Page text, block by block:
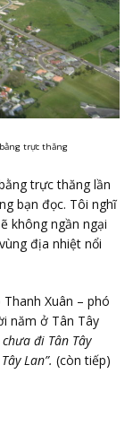
trực thăng
trực thăng lần
bạn đọc. Tôi nghĩ
không ngần ngại
địa nhiệt nổi
Xuân – phó
năm ở Tân Tây
đi Tân Tây
Lan”. (còn tiếp)